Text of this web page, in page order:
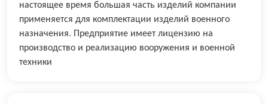
настоящее время большая часть изделий компании
применяется для комплектации изделий военного
назначения. Предприятие имеет лицензию на
производство и реализацию вооружения и военной
техники